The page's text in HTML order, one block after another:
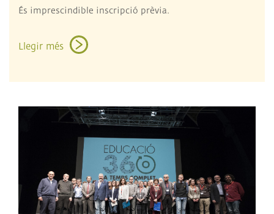
És imprescindible inscripció prèvia.
Llegir més